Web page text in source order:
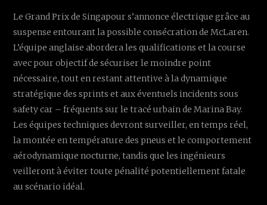
Le Grand Prix de Singapour s’annonce électrique grâce au
suspense entourant la possible consécration de McLaren.
L’équipe anglaise abordera les qualifications et la course
avec pour objectif de sécuriser le moindre point
nécessaire, tout en restant attentive à la dynamique
stratégique des sprints et aux éventuels incidents sous
safety car – fréquents sur le tracé urbain de Marina Bay.
Les équipes techniques devront surveiller, en temps réel,
la montée en température des pneus et le comportement
aérodynamique nocturne, tandis que les ingénieurs
veilleront à éviter toute pénalité potentiellement fatale
au scénario idéal.